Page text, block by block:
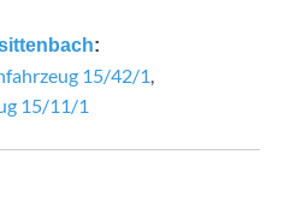
:
15/42/1,
15/11/1